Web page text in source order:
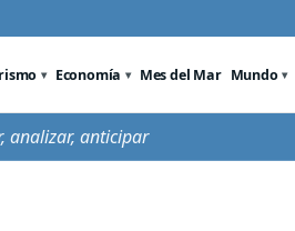
Economía Mes del Mar Mundo
analizar, anticipar